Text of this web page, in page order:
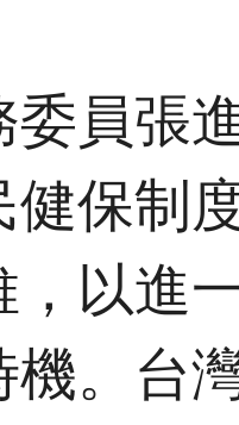
員張
健保制
，以進
機。台